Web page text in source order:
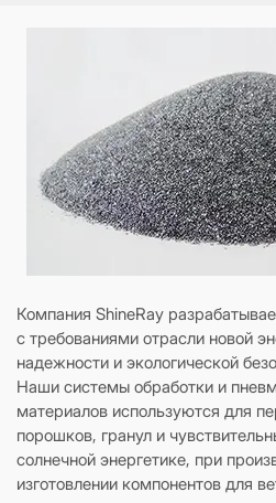
Компания ShineRay
с требованиями отрасли новой
надежности и экологической
Наши системы обработки и
материалов используются для
порошков, гранул и
солнечной энергетике, при
изготовлении компонентов для